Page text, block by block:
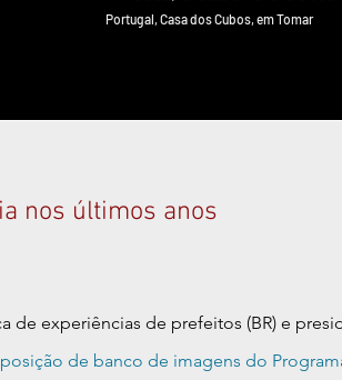
Portugal, Casa dos Cubos, em Tomar
nos últimos anos
experiências de prefeitos (BR) e
de banco de imagens do